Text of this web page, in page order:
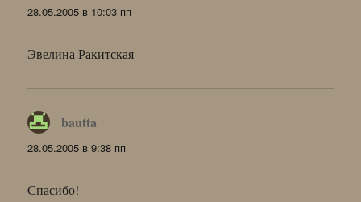
28.05.2005 в 10:03 пп
Эвелина Ракитская
bautta
28.05.2005 в 9:38 пп
Спасибо!